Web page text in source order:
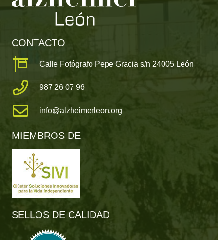
CONTACTO
Calle Fotógrafo Pepe Gracia s/n 24005 León
987 26 07 96
info@alzheimerleon.org
MIEMBROS DE
SELLOS DE CALIDAD